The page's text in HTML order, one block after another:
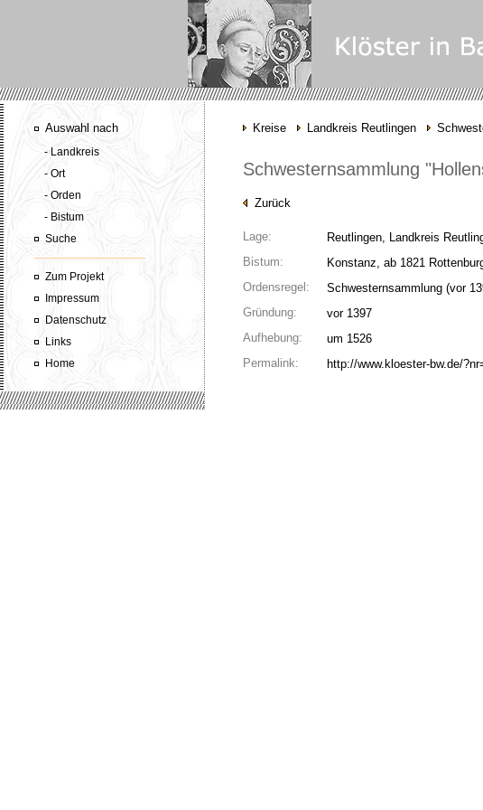
Auswahl nach
- Landkreis
- Ort
- Orden
- Bistum
Suche
Zum Projekt
Impressum
Datenschutz
Links
Home
Kreise Landkreis Reutlingen
Schwesternsammlung
Zurück
Lage:
Reutlingen, Landkreis
Bistum:
Konstanz, ab 1821
Ordensregel:
Schwesternsammlung(vor
Gründung:
vor 1397
Aufhebung:
um 1526
Permalink:
http://www.kloester-bw.de/